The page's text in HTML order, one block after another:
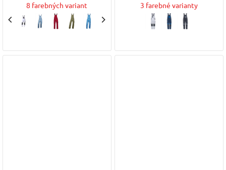
8 farebných variant 3 farebné varianty